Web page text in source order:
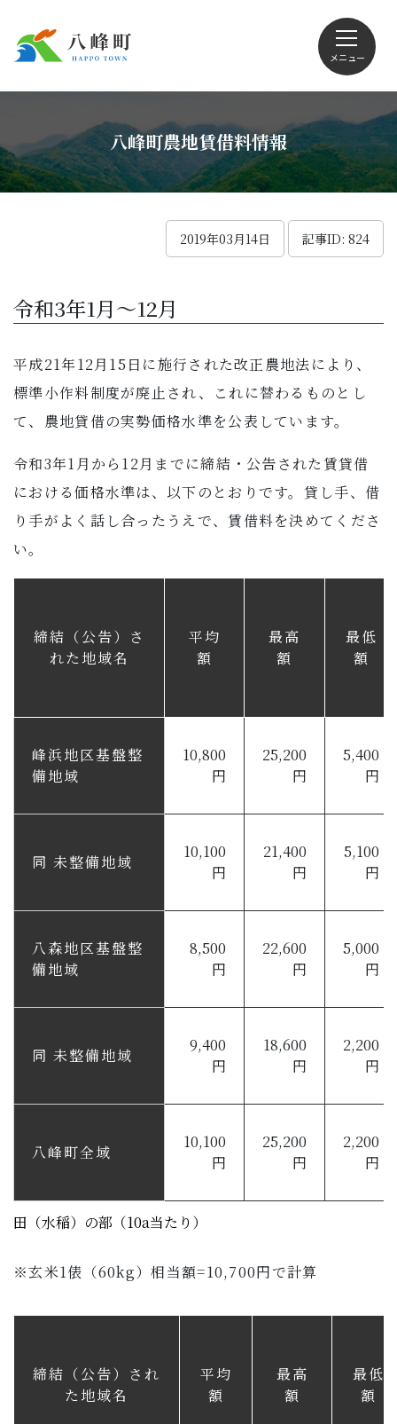
メニュー
Foreign language
くらしの情報
観光
子育て・教育
移住・定住
ビジネス・産業
行政情報
八峰町農地賃借料情報
2019年03月14日 記事ID: 824
令和3年1月～12月
平成21年12月15日に施行された改正農地法により、
標準小作料制度が廃止され、これに替わるものとし
て、農地貸借の実勢価格水準を公表しています。
令和3年1月から12月までに締結・公告された賃貸借
における価格水準は、以下のとおりです。貸し手、借
り手がよく話し合ったうえで、賃借料を決めてくださ
い。
田（水稲）の部（10a当たり）
締結（公告）さ
れた地域名
平均
額
最高
額
最低
額
峰浜地区基盤整
備地域
10,800
円
25,200
円
5,400
円
同 未整備地域
10,100
円
21,400
円
5,100
円
八森地区基盤整
備地域
8,500
円
22,600
円
5,000
円
同 未整備地域
9,400
円
18,600
円
2,200
円
八峰町全域
10,100
円
25,200
円
2,200
円
※玄米1俵（60kg）相当額=10,700円で計算
締結（公告）され
た地域名
平均
額
最高
額
最低
額